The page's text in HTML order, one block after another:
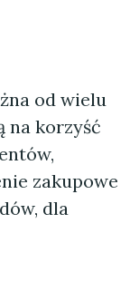
od wielu
na korzyść
zakupowe
dla